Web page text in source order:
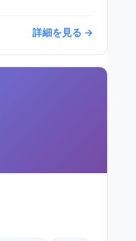
詳細を見る →